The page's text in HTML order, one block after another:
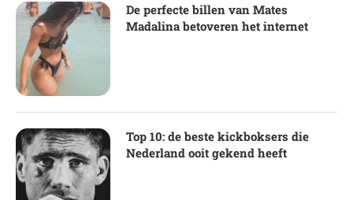
De perfecte billen van Mates
Madalina betoveren het internet
Top 10: de beste kickboksers die
Nederland ooit gekend heeft